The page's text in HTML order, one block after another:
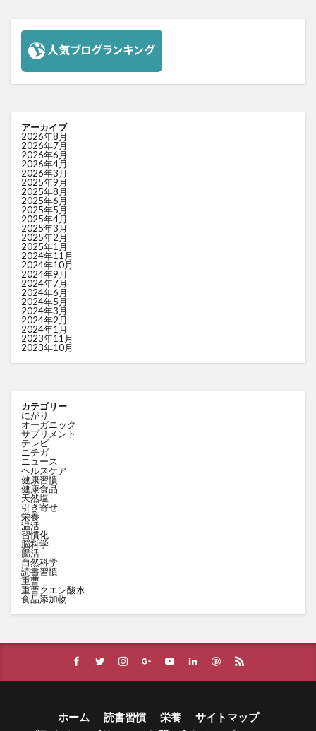
アーカイブ
2026年8月
2026年7月
2026年6月
2026年4月
2026年3月
2025年9月
2025年8月
2025年6月
2025年5月
2025年4月
2025年3月
2025年2月
2025年1月
2024年11月
2024年10月
2024年9月
2024年7月
2024年6月
2024年5月
2024年3月
2024年2月
2024年1月
2023年11月
2023年10月
カテゴリー
にがり
オーガニック
サプリメント
テレビ
ニチガ
ニュース
ヘルスケア
健康習慣
健康食品
天然塩
引き寄せ
栄養
温活
習慣化
脳科学
腸活
自然科学
読書習慣
重曹
重曹クエン酸水
食品添加物
ホーム 読書習慣 栄養
サイトマップ